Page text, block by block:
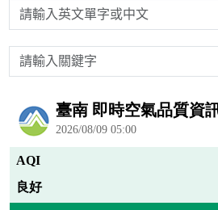
請輸入英文單字或中文
請輸入關鍵字